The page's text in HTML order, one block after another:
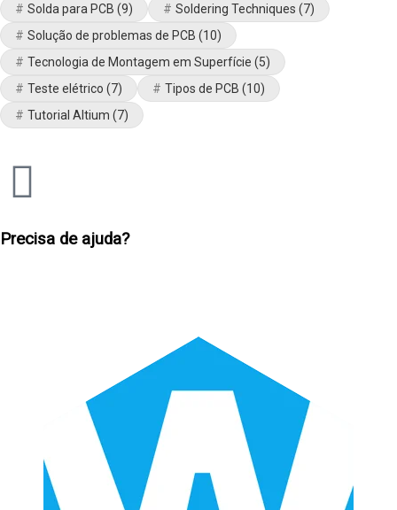
Solda para PCB (9) Soldering Techniques (7)
Solução de problemas de PCB (10)
Tecnologia de Montagem em Superfície (5)
Teste elétrico (7) Tipos de PCB (10)
Tutorial Altium (7)
Precisa de ajuda?